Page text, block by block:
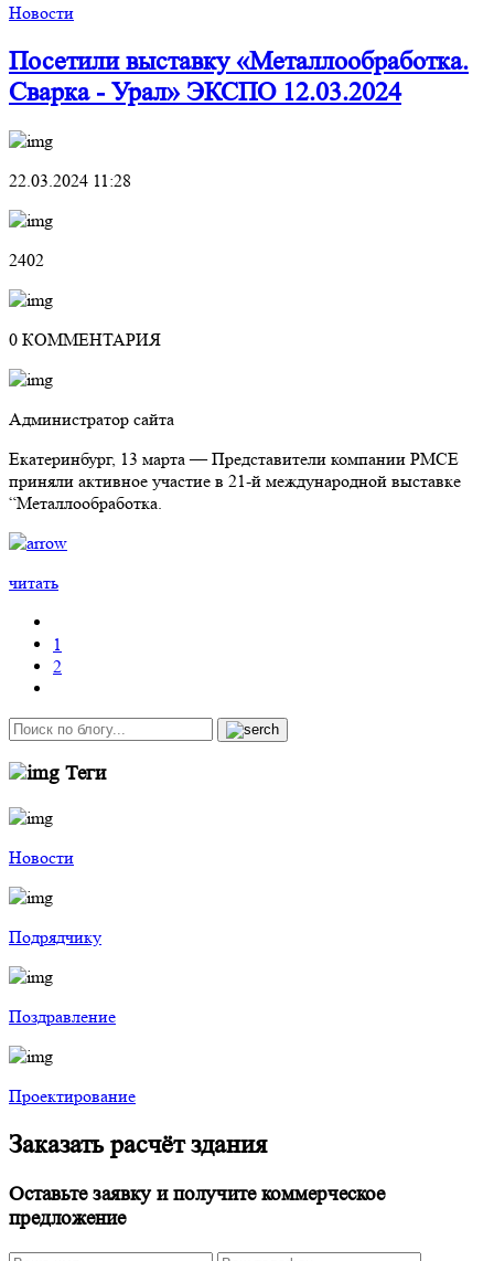
Новости
Посетили выставку «Металлообработка.
Сварка - Урал» ЭКСПО 12.03.2024
22.03.2024 11:28
2402
0 КОММЕНТАРИЯ
Администратор сайта
Екатеринбург, 13 марта — Представители компании РМСЕ
приняли активное участие в 21-й международной выставке
“Металлообработка.
читать
1
2
Теги
Новости
Подрядчику
Поздравление
Проектирование
Заказать расчёт здания
Оставьте заявку и получите коммерческое
предложение